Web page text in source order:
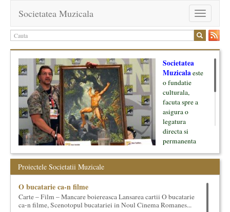
Toggle
navigation
Societatea Muzicala
Societatea
Muzicalaeste
o fundatie
culturala,
facuta spre a
asigura o
legatura
directa si
permanenta
oamenii ei, pe
inceput cu muzica clasica - si de aici numele -, insa acum
dezvoltam proiecte si in alte domenii ale culturii.
Proiectele Societatii Muzicale
O bucatarie ca-n filme
Carte – Film – Mancare boiereasca Lansarea cartii O bucatarie
ca-n filme, Scenotopul bucatariei in Noul Cinema Romanes...